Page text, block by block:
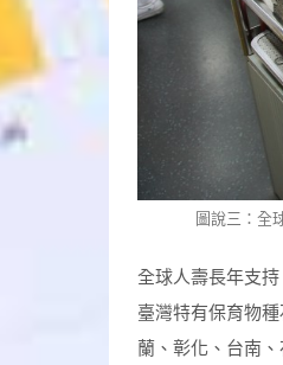
圖說三：全
全球人壽長年支
臺灣特有保育物
蘭、彰化、台南